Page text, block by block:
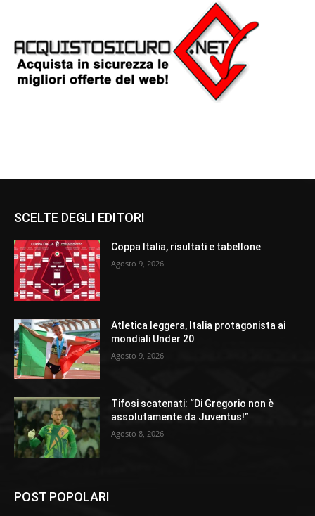
SCELTE DEGLI EDITORI
Coppa Italia, risultati e tabellone
Agosto 9, 2026
Atletica leggera, Italia protagonista ai
mondiali Under 20
Agosto 9, 2026
Tifosi scatenati: “Di Gregorio non è
assolutamente da Juventus!”
Agosto 8, 2026
POST POPOLARI